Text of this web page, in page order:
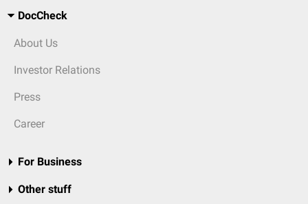
DocCheck
About Us
Investor Relations
Press
Career
For Business
Other stuff